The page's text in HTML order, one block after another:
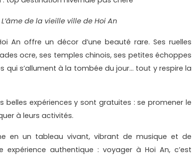
de la vieille ville de Hoi An
An offre un décor d’une beauté rare. Ses ruelles
ocre, ses temples chinois, ses petites échoppes
qui s’allument à la tombée du jour… tout y respire la
belles expériences y sont gratuites : se promener le
à leurs activités.
en un tableau vivant, vibrant de musique et de
authentique : voyager à Hoi An, c’est